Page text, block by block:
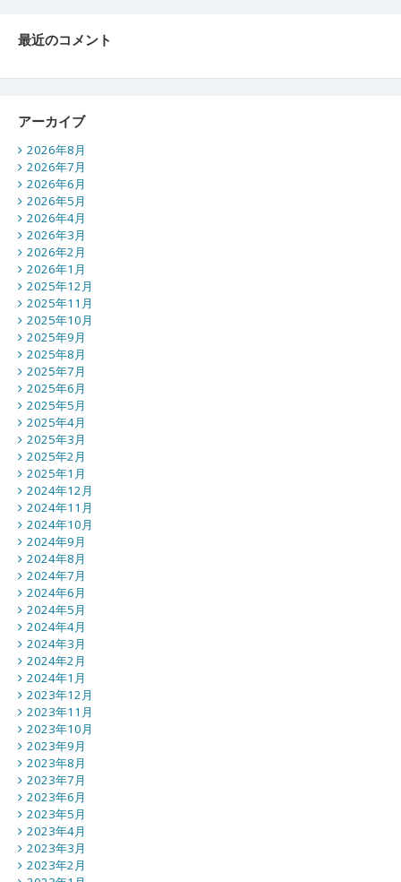
最近のコメント
アーカイブ
2026年8月
2026年7月
2026年6月
2026年5月
2026年4月
2026年3月
2026年2月
2026年1月
2025年12月
2025年11月
2025年10月
2025年9月
2025年8月
2025年7月
2025年6月
2025年5月
2025年4月
2025年3月
2025年2月
2025年1月
2024年12月
2024年11月
2024年10月
2024年9月
2024年8月
2024年7月
2024年6月
2024年5月
2024年4月
2024年3月
2024年2月
2024年1月
2023年12月
2023年11月
2023年10月
2023年9月
2023年8月
2023年7月
2023年6月
2023年5月
2023年4月
2023年3月
2023年2月